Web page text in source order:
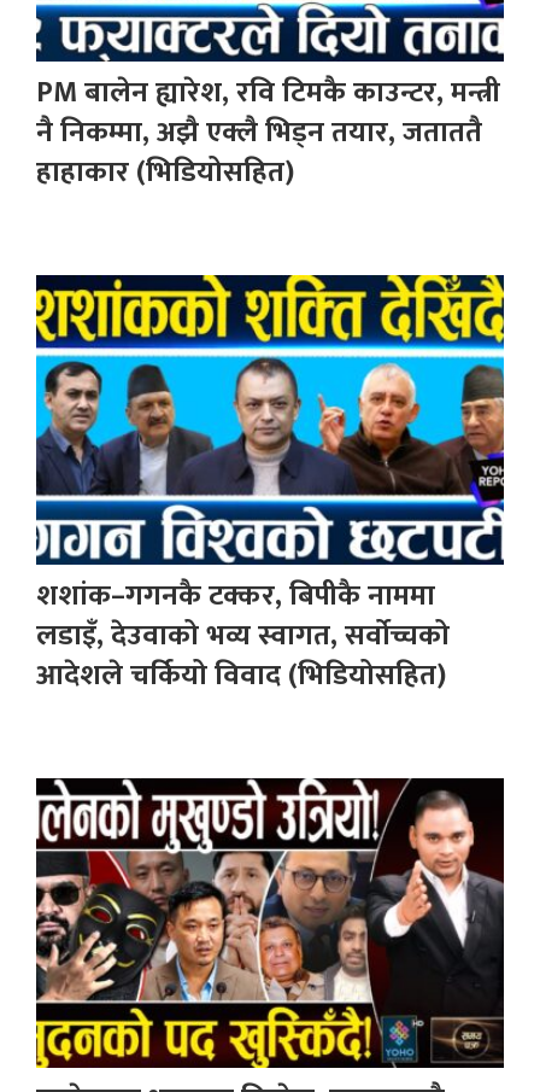
PM बालेन ह्यारेश, रवि टिमकै काउन्टर, मन्त्री
नै निकम्मा, अझै एक्लै भिड्न तयार, जताततै
हाहाकार (भिडियोसहित)
शशांक–गगनकै टक्कर, बिपीकै नाममा
लडाइँ, देउवाको भव्य स्वागत, सर्वोच्चको
आदेशले चर्कियो विवाद (भिडियोसहित)